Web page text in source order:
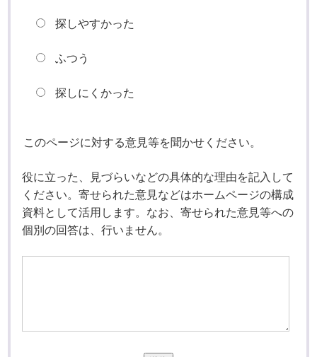
探しやすかった
ふつう
探しにくかった
このページに対する意見等を聞かせください。
役に立った、見づらいなどの具体的な理由を記入して
ください。寄せられた意見などはホームページの構成
資料として活用します。なお、寄せられた意見等への
個別の回答は、行いません。